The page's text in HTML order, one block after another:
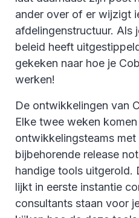
ander over of er wijzigt
afdelingenstructuur. Als
beleid heeft
gekeken naar hoe je
werken!
De ontwikkelingen van
Elke twee weken
ontwikkelingsteams met
bijbehorende release
handige tools uitgerold.
lijkt in eerste instantie
consultants staan voor